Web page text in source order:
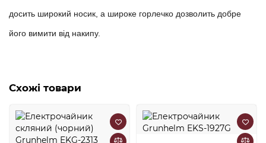
досить широкий носик, а широке горлечко дозволить добре
його вимити від накипу.
Схожі товари